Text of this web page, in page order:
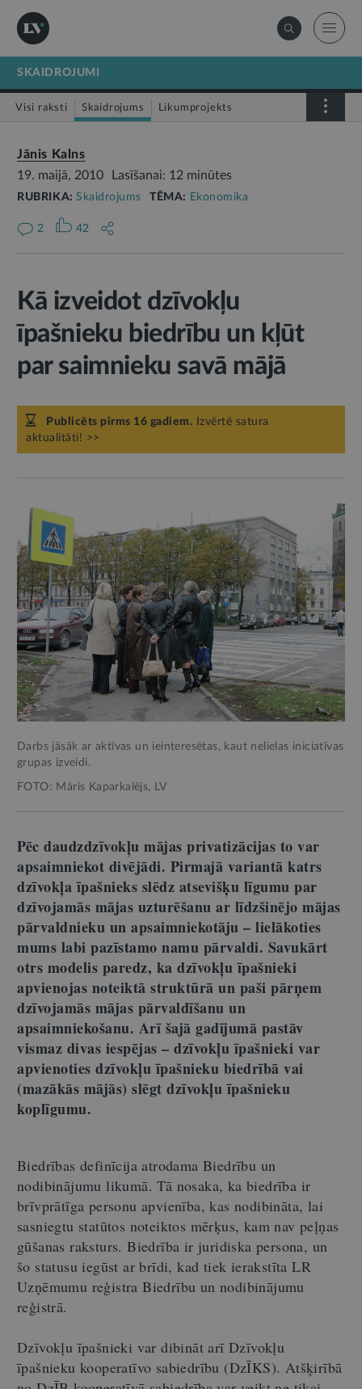
SKAIDROJUMI
Visi raksti Skaidrojums Likumprojekts
Jānis Kalns
19. maijā, 2010
Lasīšanai: 12 minūtes
RUBRIKA:Skaidrojums TĒMA: Ekonomika
2 42
Kā izveidot dzīvokļu
īpašnieku biedrību un kļūt
par saimnieku savā mājā
Publicēts pirms 16 gadiem. Izvērtē satura
aktualitāti! >>
Darbs jāsāk ar aktīvas un ieinteresētas, kaut nelielas iniciatīvas
grupas izveidi.
FOTO: Māris Kaparkalējs, LV
Pēc daudzdzīvokļu mājas privatizācijas to var
apsaimniekot divējādi. Pirmajā variantā katrs
dzīvokļa īpašnieks slēdz atsevišķu līgumu par
dzīvojamās mājas uzturēšanu ar līdzšinējo mājas
pārvaldnieku un apsaimniekotāju – lielākoties
mums labi pazīstamo namu pārvaldi. Savukārt
otrs modelis paredz, ka dzīvokļu īpašnieki
apvienojas noteiktā struktūrā un paši pārņem
dzīvojamās mājas pārvaldīšanu un
apsaimniekošanu. Arī šajā gadījumā pastāv
vismaz divas iespējas – dzīvokļu īpašnieki var
apvienoties dzīvokļu īpašnieku biedrībā vai
(mazākās mājās) slēgt dzīvokļu īpašnieku
koplīgumu.
Biedrības definīcija atrodama Biedrību un
nodibinājumu likumā. Tā nosaka, ka biedrība ir
brīvprātīga personu apvienība, kas nodibināta, lai
sasniegtu statūtos noteiktos mērķus, kam nav peļņas
gūšanas raksturs. Biedrība ir juridiska persona, un
šo statusu iegūst ar brīdi, kad tiek ierakstīta LR
Uzņēmumu reģistra Biedrību un nodibinājumu
reģistrā.
Dzīvokļu īpašnieki var dibināt arī Dzīvokļu
īpašnieku kooperatīvo sabiedrību (DzĪKS). Atšķirībā